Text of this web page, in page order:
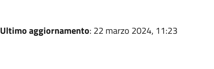
Ultimo aggiornamento: 22 marzo 2024, 11:23